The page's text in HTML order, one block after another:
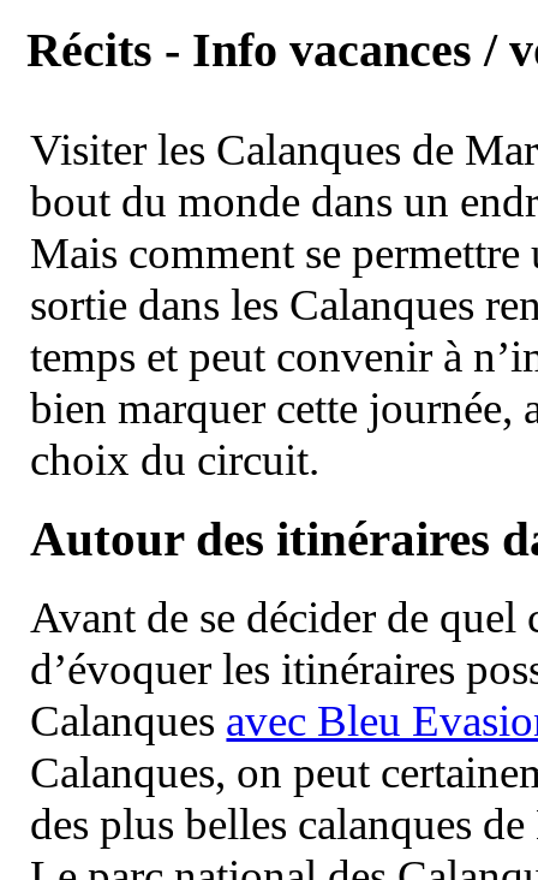
Récits - Info vacances /
Visiter les Calanques de
bout du monde dans un
Mais comment se permettre
sortie dans les Calanques
temps et peut convenir à
bien marquer cette journée,
choix du circuit.
Autour des itinéraires
Avant de se décider de
d’évoquer les itinéraires
Calanques avec Bleu
Calanques, on peut
des plus belles calanques